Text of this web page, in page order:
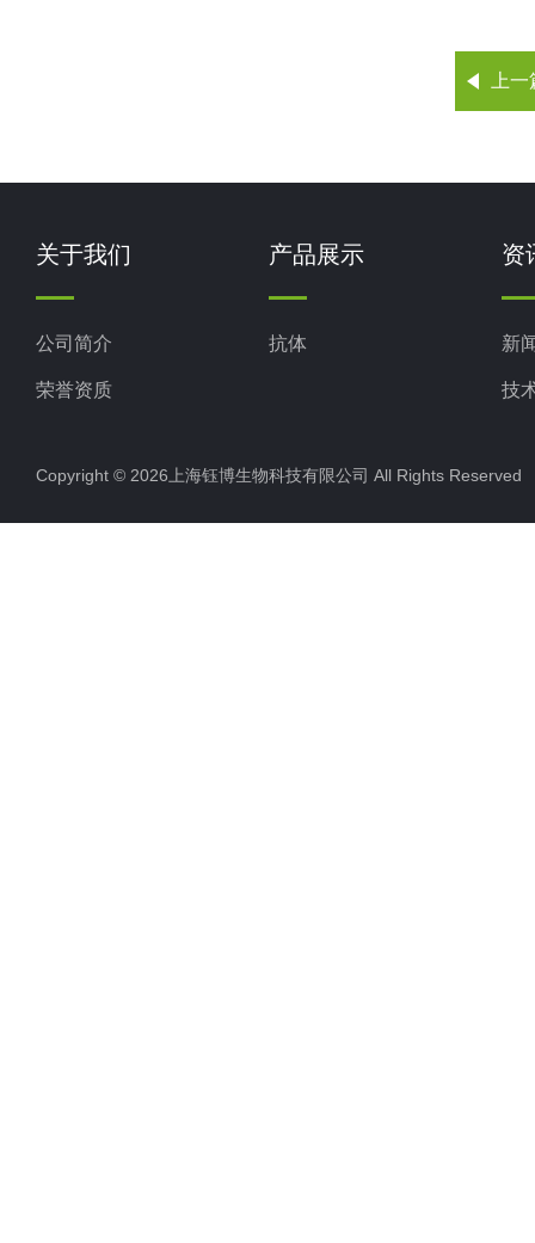
上
关于我们
公司简介
荣誉资质
产品展示
抗体
资
新
技
Copyright © 2026上海钰博生物科技有限公司 All Rights